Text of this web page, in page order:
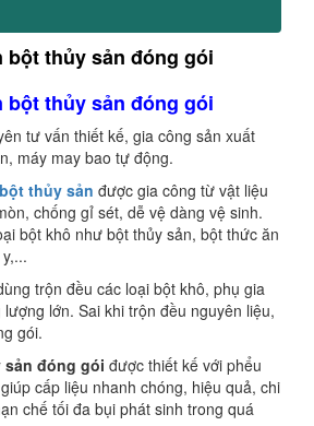
bột thủy sản đóng gói
bột thủy sản đóng gói
tư vấn thiết kế, gia công sản xuất
máy may bao tự động.
thủy sản được gia công từ vật liệu
chống gỉ sét, dễ vệ dàng vệ sinh.
bột khô như bột thủy sản, bột thức ăn
trộn đều các loại bột khô, phụ gia
lớn. Sai khi trộn đều nguyên liệu,
gói.
sản đóng gói được thiết kế với phểu
cấp liệu nhanh chóng, hiệu quả, chi
chế tối đa bụi phát sinh trong quá